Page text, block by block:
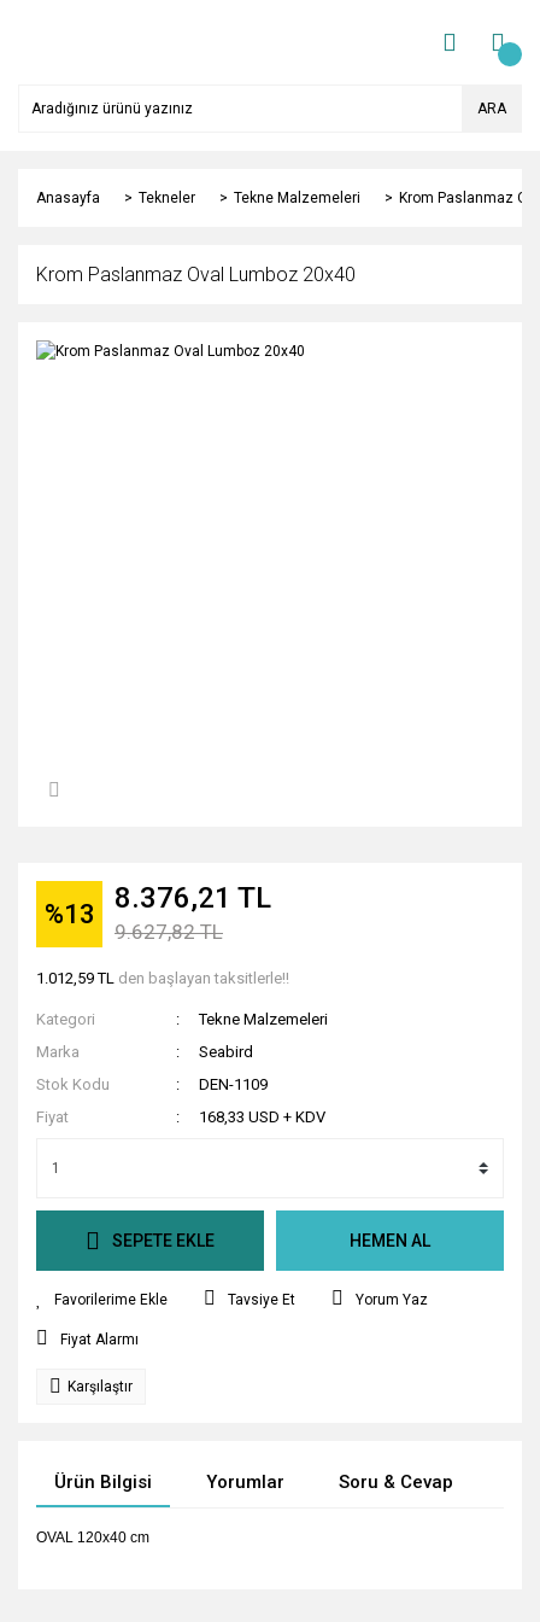
ARA
Anasayfa Tekneler Tekne Malzemeleri Krom Paslanmaz
Krom Paslanmaz Oval Lumboz 20x40
%13 8.376,21 TL
9.627,82 TL
1.012,59 TL den başlayan taksitlerle!!
Kategori
Tekne Malzemeleri
Marka
Seabird
Stok Kodu
DEN-1109
Fiyat
168,33 USD + KDV
SEPETE EKLE HEMEN AL
Tavsiye Et Yorum Yaz
Fiyat Alarmı
Karşılaştır
Ürün Bilgisi Yorumlar Soru & Cevap
OVAL 120x40 cm